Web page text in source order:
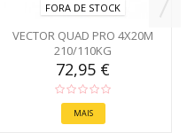
FORA DE STOCK
VECTOR QUAD PRO 4X20M
210/110KG
72,95 €
MAIS